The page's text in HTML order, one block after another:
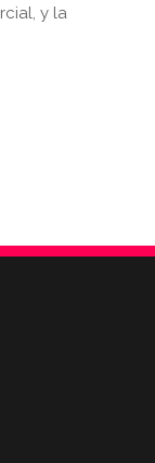
y la